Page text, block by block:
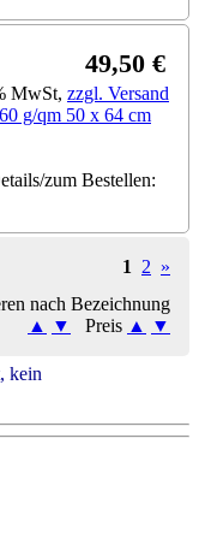
49,50 €
MwSt, zzgl. Versand
g/qm 50 x 64 cm
zum Bestellen:
1 2 »
nach Bezeichnung
▲
▼ Preis ▲ ▼
kein